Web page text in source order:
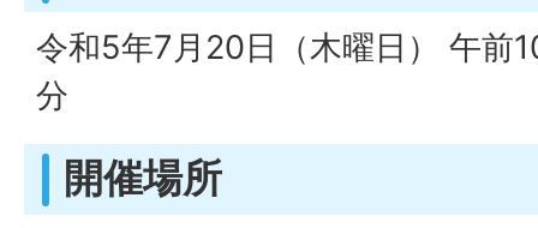
令和5年7月20日（木曜日） 午前
分
開催場所